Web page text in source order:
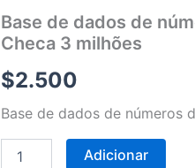
Base de dados de
Checa 3 milhões
$2.500
Base de dados de números
de
números
telefone
da
República
milhões
Adicionar